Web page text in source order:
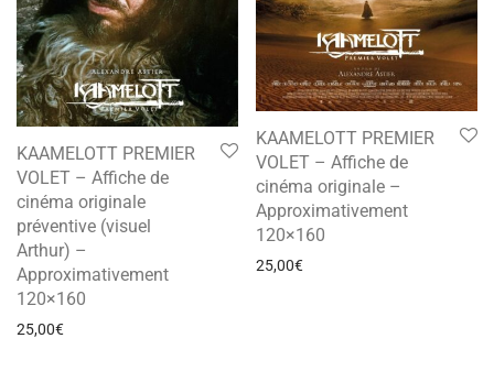
KAAMELOTT PREMIER
VOLET – Affiche de
cinéma originale
préventive (visuel
Arthur) –
Approximativement
120×160
25,00€
KAAMELOTT PREMIER
VOLET – Affiche de
cinéma originale –
Approximativement
120×160
25,00€